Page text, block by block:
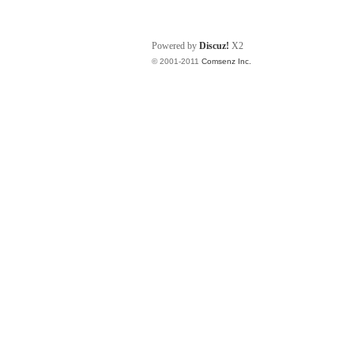
Powered by Discuz! X2
© 2001-2011 Comsenz Inc.